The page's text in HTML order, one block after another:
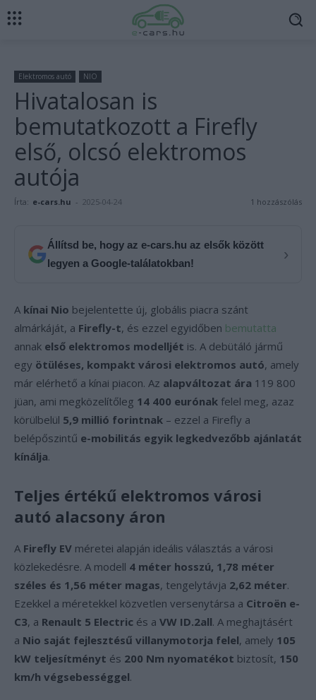
Elektromos autó NIO
Hivatalosan is
bemutatkozott a Firefly
első, olcsó elektromos
autója
Írta: e-cars.hu - 2025-04-24 1 hozzászólás
Állítsd be, hogy az e-cars.hu az elsők között
legyen a Google-találatokban!
›
A kínai Nio bejelentette új, globális piacra szánt
almárkáját, a Firefly-t, és ezzel egyidőben bemutatta
annak első elektromos modelljét is. A debütáló jármű
egy ötüléses, kompakt városi elektromos autó, amely
már elérhető a kínai piacon. Az alapváltozat ára 119 800
jüan, ami megközelítőleg 14 400 eurónak felel meg, azaz
körülbelül 5,9 millió forintnak – ezzel a Firefly a
belépőszintű e-mobilitás egyik legkedvezőbb ajánlatát
kínálja.
Teljes értékű elektromos városi
autó alacsony áron
A Firefly EV méretei alapján ideális választás a városi
közlekedésre. A modell 4 méter hosszú, 1,78 méter
széles és 1,56 méter magas, tengelytávja 2,62 méter.
Ezekkel a méretekkel közvetlen versenytársa a Citroën e-
C3, a Renault 5 Electric és a VW ID.2all. A meghajtásért
a Nio saját fejlesztésű villanymotorja felel, amely 105
kW teljesítményt és 200 Nm nyomatékot biztosít, 150
km/h végsebességgel.